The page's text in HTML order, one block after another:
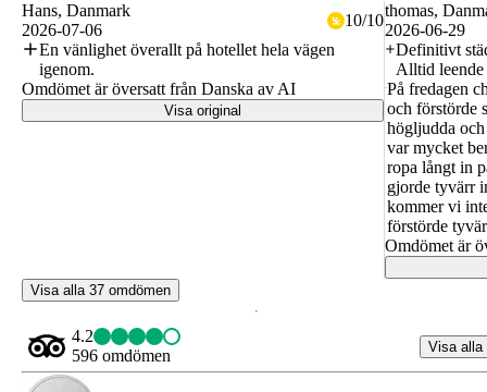
Hans, Danmark
2026-07-06
10/10
En vänlighet överallt på hotellet hela vägen
igenom.
Omdömet är översatt från Danska av AI
Visa original
thomas,
2026-06-29
Definitivt
Alltid leende
På fredagen
och förstörde
högljudda
var mycket
ropa långt in
gjorde tyvärr
kommer vi
förstörde
Omdömet är
Visa alla 37 omdömen
4.2
596 omdömen
Visa alla